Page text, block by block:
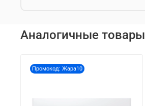
Аналогичные товары
Промокод: Жара10